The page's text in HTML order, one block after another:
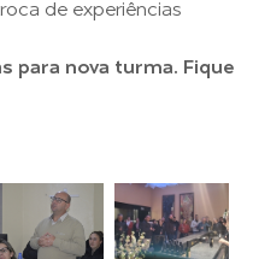
de experiências
para nova turma. Fique